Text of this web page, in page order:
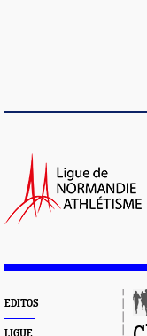
EDITOS